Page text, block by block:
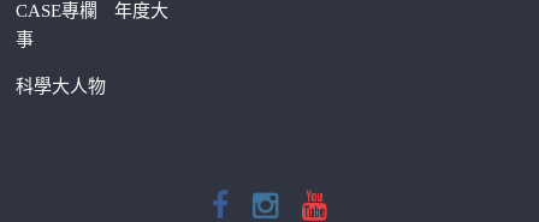
CASE專欄
年度大
事
科學大人物